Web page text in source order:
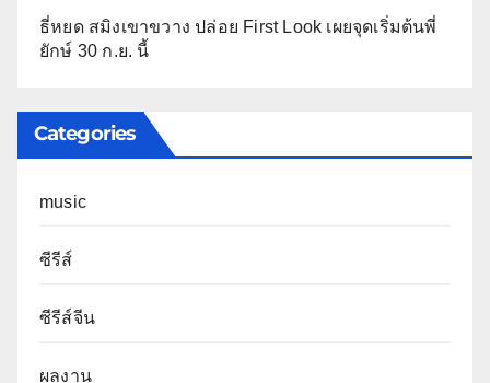
ธี่หยด สมิงเขาขวาง ปล่อย First Look เผยจุดเริ่มต้นพี่
ยักษ์ 30 ก.ย. นี้
Categories
music
ซีรีส์
ซีรีส์จีน
ผลงาน